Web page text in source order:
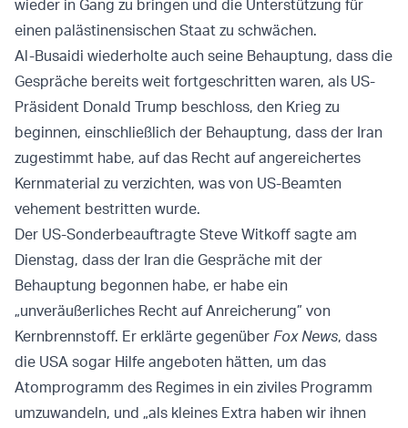
wieder in Gang zu bringen und die Unterstützung für
einen palästinensischen Staat zu schwächen.
Al-Busaidi wiederholte auch seine Behauptung, dass die
Gespräche bereits weit fortgeschritten waren, als US-
Präsident Donald Trump beschloss, den Krieg zu
beginnen, einschließlich der Behauptung, dass der Iran
zugestimmt habe, auf das Recht auf angereichertes
Kernmaterial zu verzichten, was von US-Beamten
vehement bestritten wurde.
Der US-Sonderbeauftragte Steve Witkoff sagte am
Dienstag, dass der Iran die Gespräche mit der
Behauptung begonnen habe, er habe ein
„unveräußerliches Recht auf Anreicherung” von
Kernbrennstoff. Er erklärte gegenüber Fox News, dass
die USA sogar Hilfe angeboten hätten, um das
Atomprogramm des Regimes in ein ziviles Programm
umzuwandeln, und „als kleines Extra haben wir ihnen